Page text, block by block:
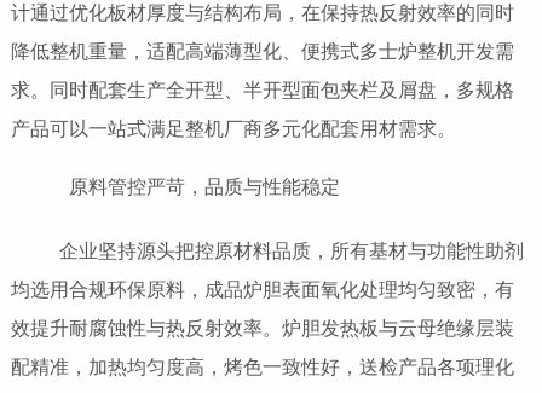
计通过优化板材厚度与结构布局，在保持热反射效率的同时
降低整机重量，适配高端薄型化、便携式多士炉整机开发需
求。同时配套生产全开型、半开型面包夹栏及屑盘，多规格
产品可以一站式满足整机厂商多元化配套用材需求。
原料管控严苛，品质与性能稳定
企业坚持源头把控原材料品质，所有基材与功能性助剂
均选用合规环保原料，成品炉胆表面氧化处理均匀致密，有
效提升耐腐蚀性与热反射效率。炉胆发热板与云母绝缘层装
配精准，加热均匀度高，烤色一致性好，送检产品各项理化